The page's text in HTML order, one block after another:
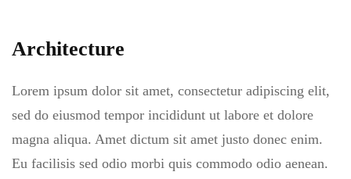
Architecture
Lorem ipsum dolor sit amet, consectetur adipiscing elit,
sed do eiusmod tempor incididunt ut labore et dolore
magna aliqua. Amet dictum sit amet justo donec enim.
Eu facilisis sed odio morbi quis commodo odio aenean.